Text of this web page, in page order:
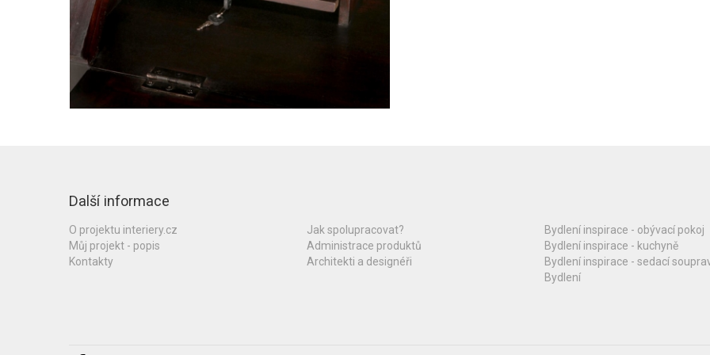
Další informace
O projektu interiery.cz
Můj projekt - popis
Kontakty
Jak spolupracovat?
Administrace produktů
Architekti a designéři
Bydlení inspirace - obývací pokoj
Bydlení inspirace - kuchyně
Bydlení inspirace - sedací
Bydlení